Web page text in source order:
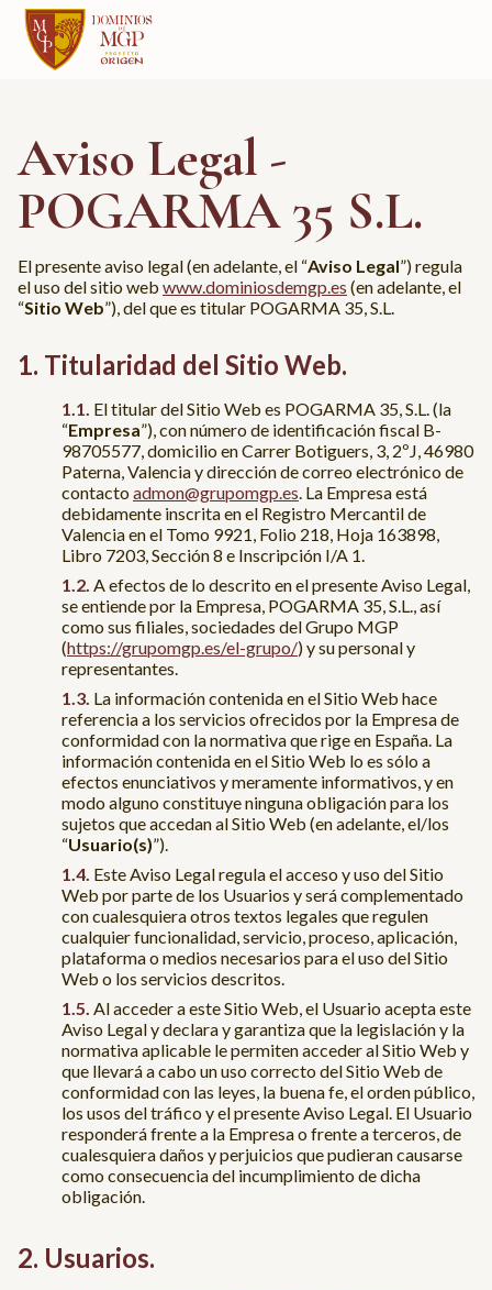
Aviso Legal -
POGARMA 35 S.L.
El presente aviso legal (en adelante, el “Aviso Legal”) regula
el uso del sitio web www.dominiosdemgp.es (en adelante, el
“Sitio Web”), del que es titular POGARMA 35, S.L.
Titularidad del Sitio Web.
El titular del Sitio Web es POGARMA 35, S.L. (la
“Empresa”), con número de identificación fiscal B-
98705577, domicilio en Carrer Botiguers, 3, 2ºJ, 46980
Paterna, Valencia y dirección de correo electrónico de
contactoadmon@grupomgp.es. La Empresa está
debidamente inscrita en el Registro Mercantil de
Valencia en el Tomo 9921, Folio 218, Hoja 163898,
Libro 7203, Sección 8 e Inscripción I/A 1.
A efectos de lo descrito en el presente Aviso Legal,
se entiende por la Empresa, POGARMA 35, S.L., así
como sus filiales, sociedades del Grupo MGP
(https://grupomgp.es/el-grupo/) y su personal y
representantes.
La información contenida en el Sitio Web hace
referencia a los servicios ofrecidos por la Empresa de
conformidad con la normativa que rige en España. La
información contenida en el Sitio Web lo es sólo a
efectos enunciativos y meramente informativos, y en
modo alguno constituye ninguna obligación para los
sujetos que accedan al Sitio Web (en adelante, el/los
“Usuario(s)”).
Este Aviso Legal regula el acceso y uso del Sitio
Web por parte de los Usuarios y será complementado
con cualesquiera otros textos legales que regulen
cualquier funcionalidad, servicio, proceso, aplicación,
plataforma o medios necesarios para el uso del Sitio
Web o los servicios descritos.
Al acceder a este Sitio Web, el Usuario acepta este
Aviso Legal y declara y garantiza que la legislación y la
normativa aplicable le permiten acceder al Sitio Web y
que llevará a cabo un uso correcto del Sitio Web de
conformidad con las leyes, la buena fe, el orden público,
los usos del tráfico y el presente Aviso Legal. El Usuario
responderá frente a la Empresa o frente a terceros, de
cualesquiera daños y perjuicios que pudieran causarse
como consecuencia del incumplimiento de dicha
obligación.
Usuarios.